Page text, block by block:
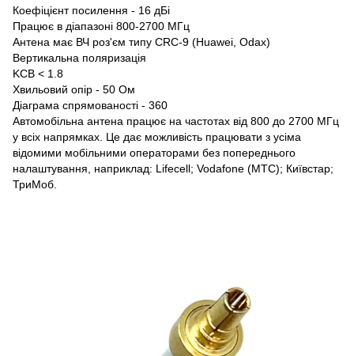
Коефіцієнт посилення - 16 дБі
Працює в діапазоні 800-2700 МГц
Антена має ВЧ роз'єм типу CRC-9 (Huawei, Odax)
Вертикальна поляризація
KCB < 1.8
Хвильовий опір - 50 Ом
Діаграма спрямованості - 360
Автомобільна антена працює на частотах від 800 до 2700 МГц
у всіх напрямках. Це дає можливість працювати з усіма
відомими мобільними операторами без попереднього
налаштування, наприклад: Lifecell; Vodafone (МТС); Київстар;
ТриМоб.